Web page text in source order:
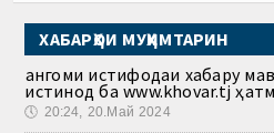
ХАБАРҲОИ МУҲИМТАРИН
Ҳангоми истифодаи хабару
истинод ба www.khovar.tj
🕔 20:24, 20.Май 2024